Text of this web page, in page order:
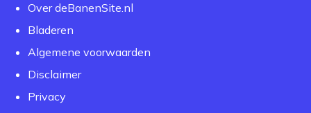
Over deBanenSite.nl
Bladeren
Algemene voorwaarden
Disclaimer
Privacy